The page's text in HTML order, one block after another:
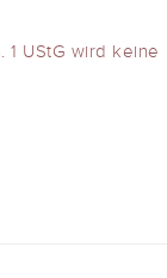
1 UStG wird keine